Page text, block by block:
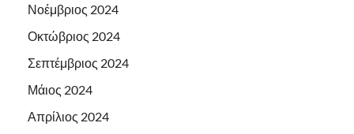
Νοέμβριος 2024
Οκτώβριος 2024
Σεπτέμβριος 2024
Μάιος 2024
Απρίλιος 2024